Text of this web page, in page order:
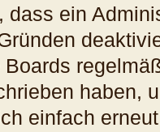
dass ein
haben,
einfach